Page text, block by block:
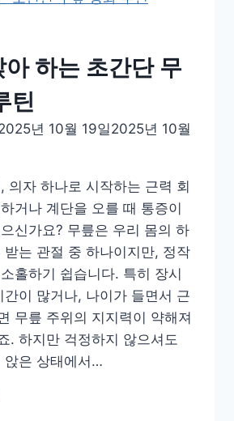
하는 초간단 무
틴
년 10월 19일2025년 10월
의자 하나로 시작하는 근력 회
거나 계단을 오를 때 통증이
신가요? 무릎은 우리 몸의 하
받는 관절 중 하나이지만, 정작
홀하기 쉽습니다. 특히 장시
간이 많거나, 나이가 들면서 근
무릎 주위의 지지력이 약해져
. 하지만 걱정하지 않으셔도
앉은 상태에서…